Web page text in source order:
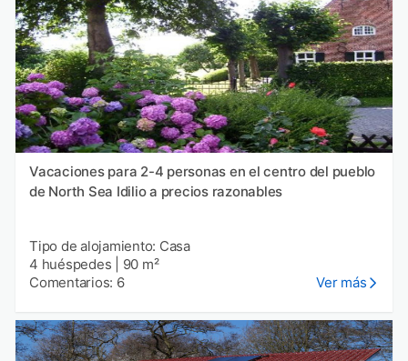
Vacaciones para 2-4 personas en el centro del pueblo
de North Sea Idilio a precios razonables
Tipo de alojamiento: Casa
4 huéspedes
90 m²
Comentarios: 6
Ver más